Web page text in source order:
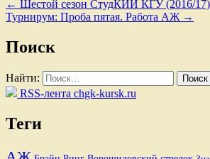
← Шестой сезон СтудКИИ КГУ (2016/17)
Турнирум: Проба пятая. Работа АЖ →
Поиск
Найти:
RSS-лента chgk-kursk.ru
Теги